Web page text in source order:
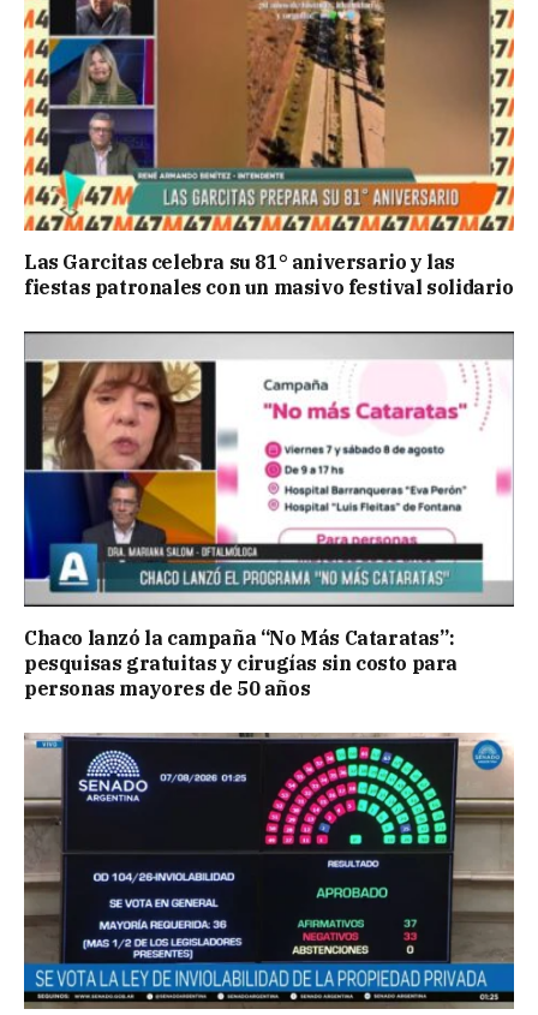
Las Garcitas celebra su 81° aniversario y las
fiestas patronales con un masivo festival solidario
Chaco lanzó la campaña “No Más Cataratas”:
pesquisas gratuitas y cirugías sin costo para
personas mayores de 50 años